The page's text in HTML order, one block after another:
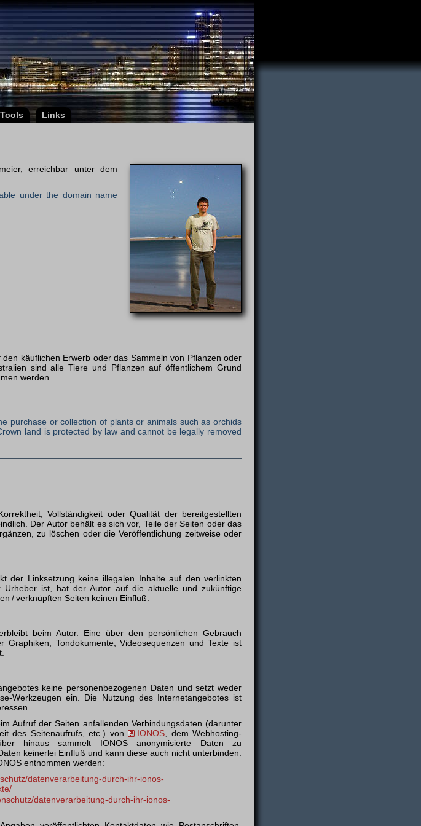
Tools Links
erreichbar unter dem
under the domain name
käuflichen Erwerb oder das Sammeln von Pflanzen oder
sind alle Tiere und Pflanzen auf öffentlichem Grund
werden.
purchase or collection of plants or animals such as orchids
land is protected by law and cannot be legally removed
Vollständigkeit oder Qualität der bereitgestellten
Der Autor behält es sich vor, Teile der Seiten oder das
zu löschen oder die Ver­öffent­lichung zeitweise oder
der Linksetzung keine illegalen Inhalte auf den verlinkten
ist, hat der Autor auf die aktuelle und zukünftige
/ verknüpften Seiten keinen Einfluß.
beim Autor. Eine über den persönlichen Gebrauch
Graphiken, Tondokumente, Videosequenzen und Texte ist
keine personenbezogenen Daten und setzt weder
Werkzeugen ein. Die Nutzung des Internetangebotes ist
Aufruf der Seiten anfallenden Verbindungsdaten (darunter
des Seitenaufrufs, etc.) von
IONOS , dem Webhosting-
hinaus sammelt IONOS anonymisierte Daten zu
keinerlei Einfluß und kann diese auch nicht unterbinden.
entnommen werden:
datenverarbeitung-durch-ihr-ionos-
datenverarbeitung-durch-ihr-ionos-